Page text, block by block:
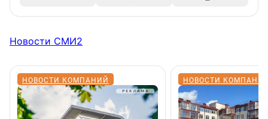
Новости СМИ2
НОВОСТИ КОМПАНИЙ НОВОСТИ